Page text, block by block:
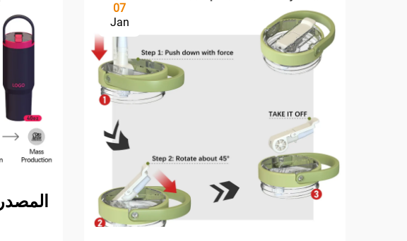
07
Jan